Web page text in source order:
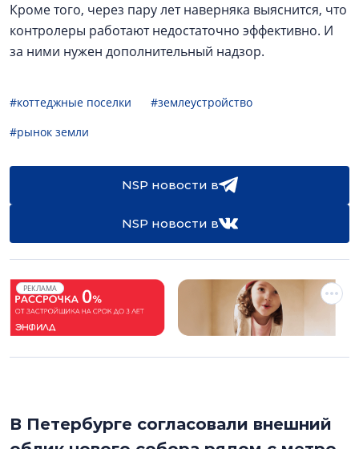
Кроме того, через пару лет наверняка выяснится, что
контролеры работают недостаточно эффективно. И
за ними нужен дополнительный надзор.
#коттеджные поселки
#землеустройство
#рынок земли
NSP новости в
NSP новости в
РЕКЛАМА
В Петербурге согласовали внешний